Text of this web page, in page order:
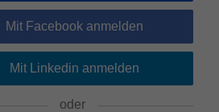
Mit Facebook anmelden
Mit Linkedin anmelden
oder